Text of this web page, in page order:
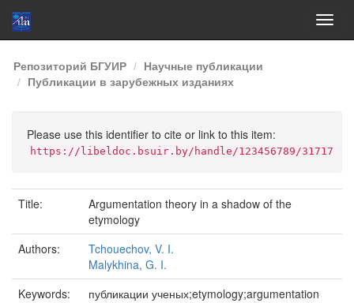
Skip
navigation
Репозиторий БГУИР
Научные публикации
Публикации в зарубежных изданиях
Please use this identifier to cite or link to this item:
https://libeldoc.bsuir.by/handle/123456789/31717
Title:
Argumentation theory in a shadow of the
etymology
Authors:
Tchouechov, V. I.
Malykhina, G. I.
Keywords:
публикации ученых;etymology;argumentation